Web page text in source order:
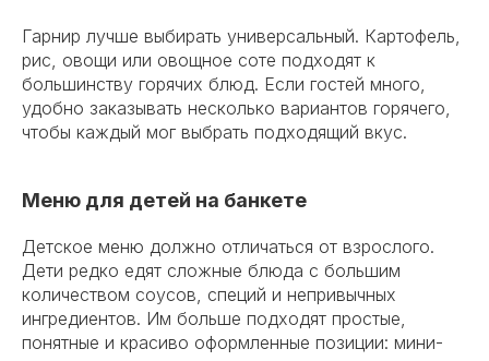
Гарнир лучше выбирать универсальный. Картофель,
рис, овощи или овощное соте подходят к
большинству горячих блюд. Если гостей много,
удобно заказывать несколько вариантов горячего,
чтобы каждый мог выбрать подходящий вкус.
Меню для детей на банкете
Детское меню должно отличаться от взрослого.
Дети редко едят сложные блюда с большим
количеством соусов, специй и непривычных
ингредиентов. Им больше подходят простые,
понятные и красиво оформленные позиции: мини-